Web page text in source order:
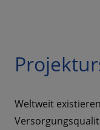
Weltweit